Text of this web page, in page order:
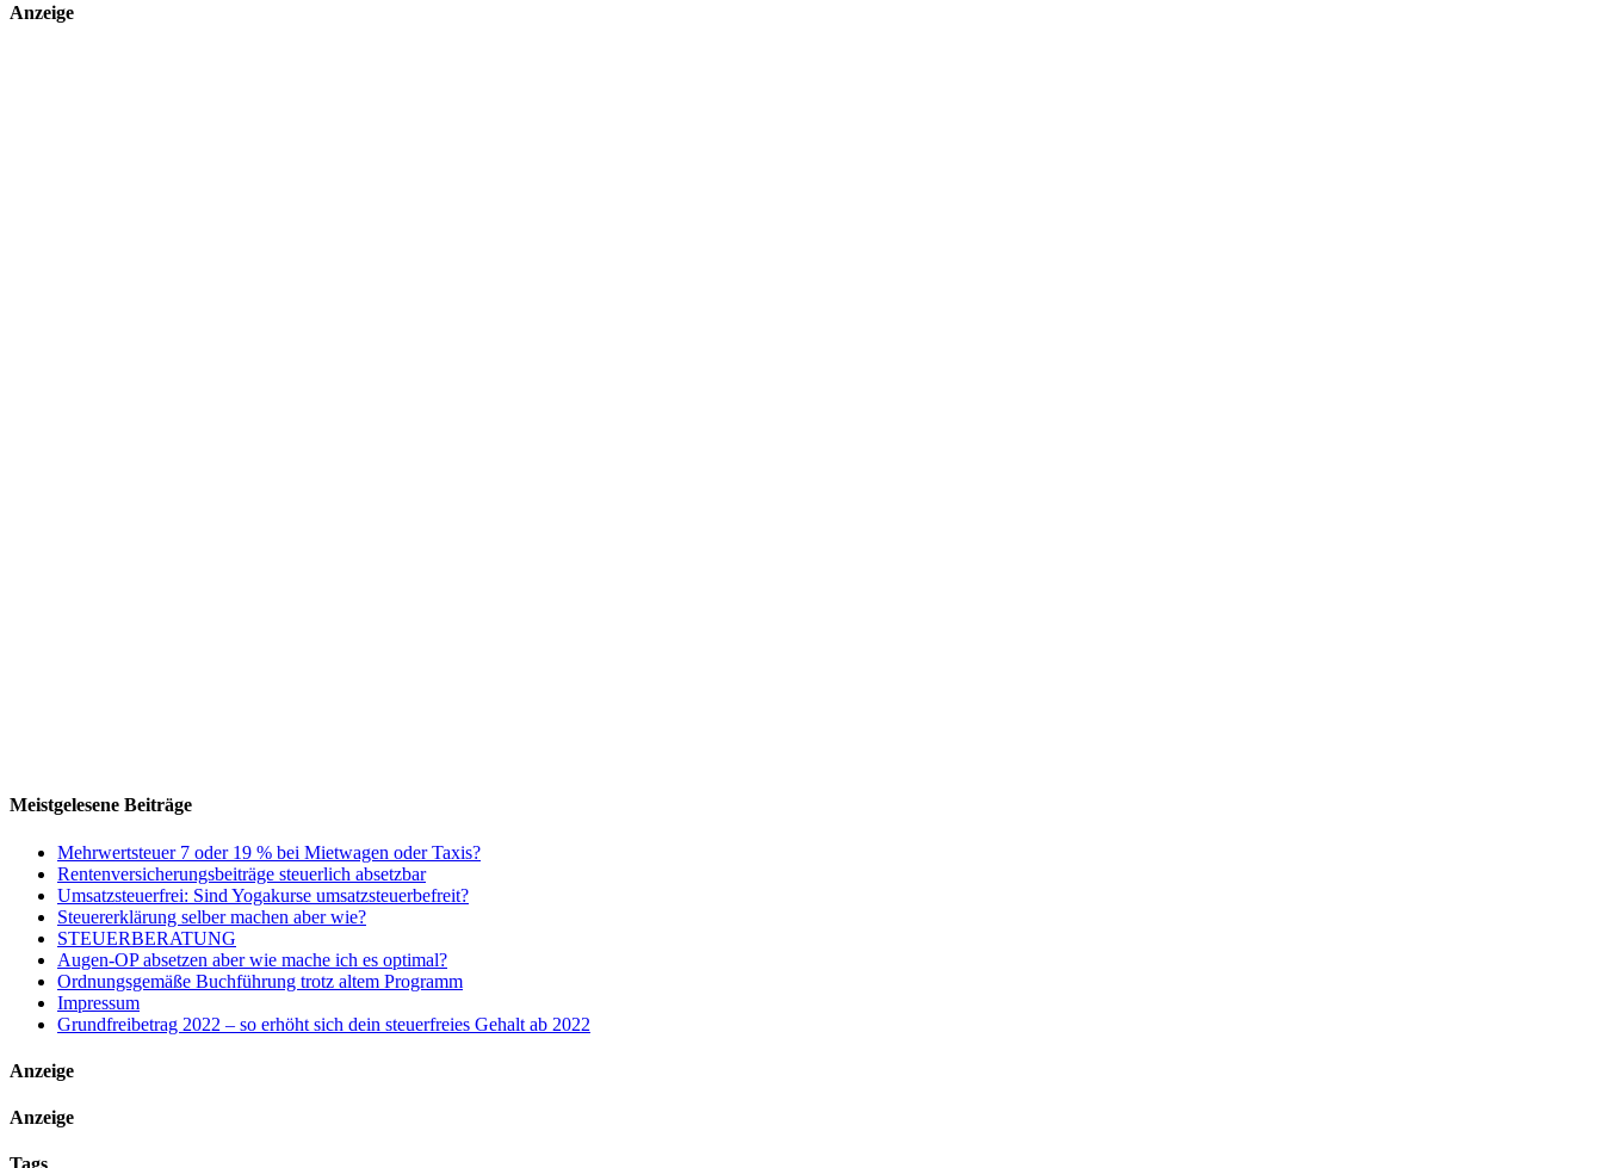
Anzeige
Meistgelesene Beiträge
Mehrwertsteuer 7 oder 19 % bei Mietwagen oder Taxis?
Rentenversicherungsbeiträge steuerlich absetzbar
Umsatzsteuerfrei: Sind Yogakurse umsatzsteuerbefreit?
Steuererklärung selber machen aber wie?
STEUERBERATUNG
Augen-OP absetzen aber wie mache ich es optimal?
Ordnungsgemäße Buchführung trotz altem Programm
Impressum
Grundfreibetrag 2022 – so erhöht sich dein steuerfreies Gehalt ab 2022
Anzeige
Anzeige